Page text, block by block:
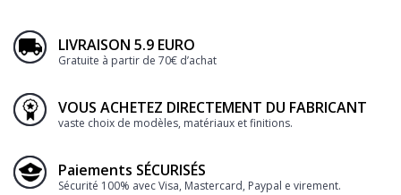
LIVRAISON 5.9 EURO
Gratuite à partir de 70€ d’achat
VOUS ACHETEZ DIRECTEMENT DU FABRICANT
vaste choix de modèles, matériaux et finitions.
Paiements SÉCURISÉS
Sécurité 100% avec Visa, Mastercard, Paypal e virement.